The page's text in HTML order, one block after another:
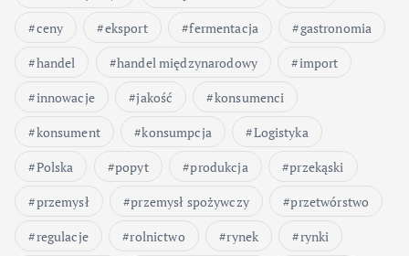
a
n
i
e
w
p
ceny
eksport fermentacja
gastronomia
handel
handel międzynarodowy
import
innowacje
jakość
konsumenci
konsument
konsumpcja
Logistyka
Polska
popyt produkcja
przekąski
przemysł
przemysł spożywczy
przetwórstwo
regulacje
rolnictwo rynek
rynki